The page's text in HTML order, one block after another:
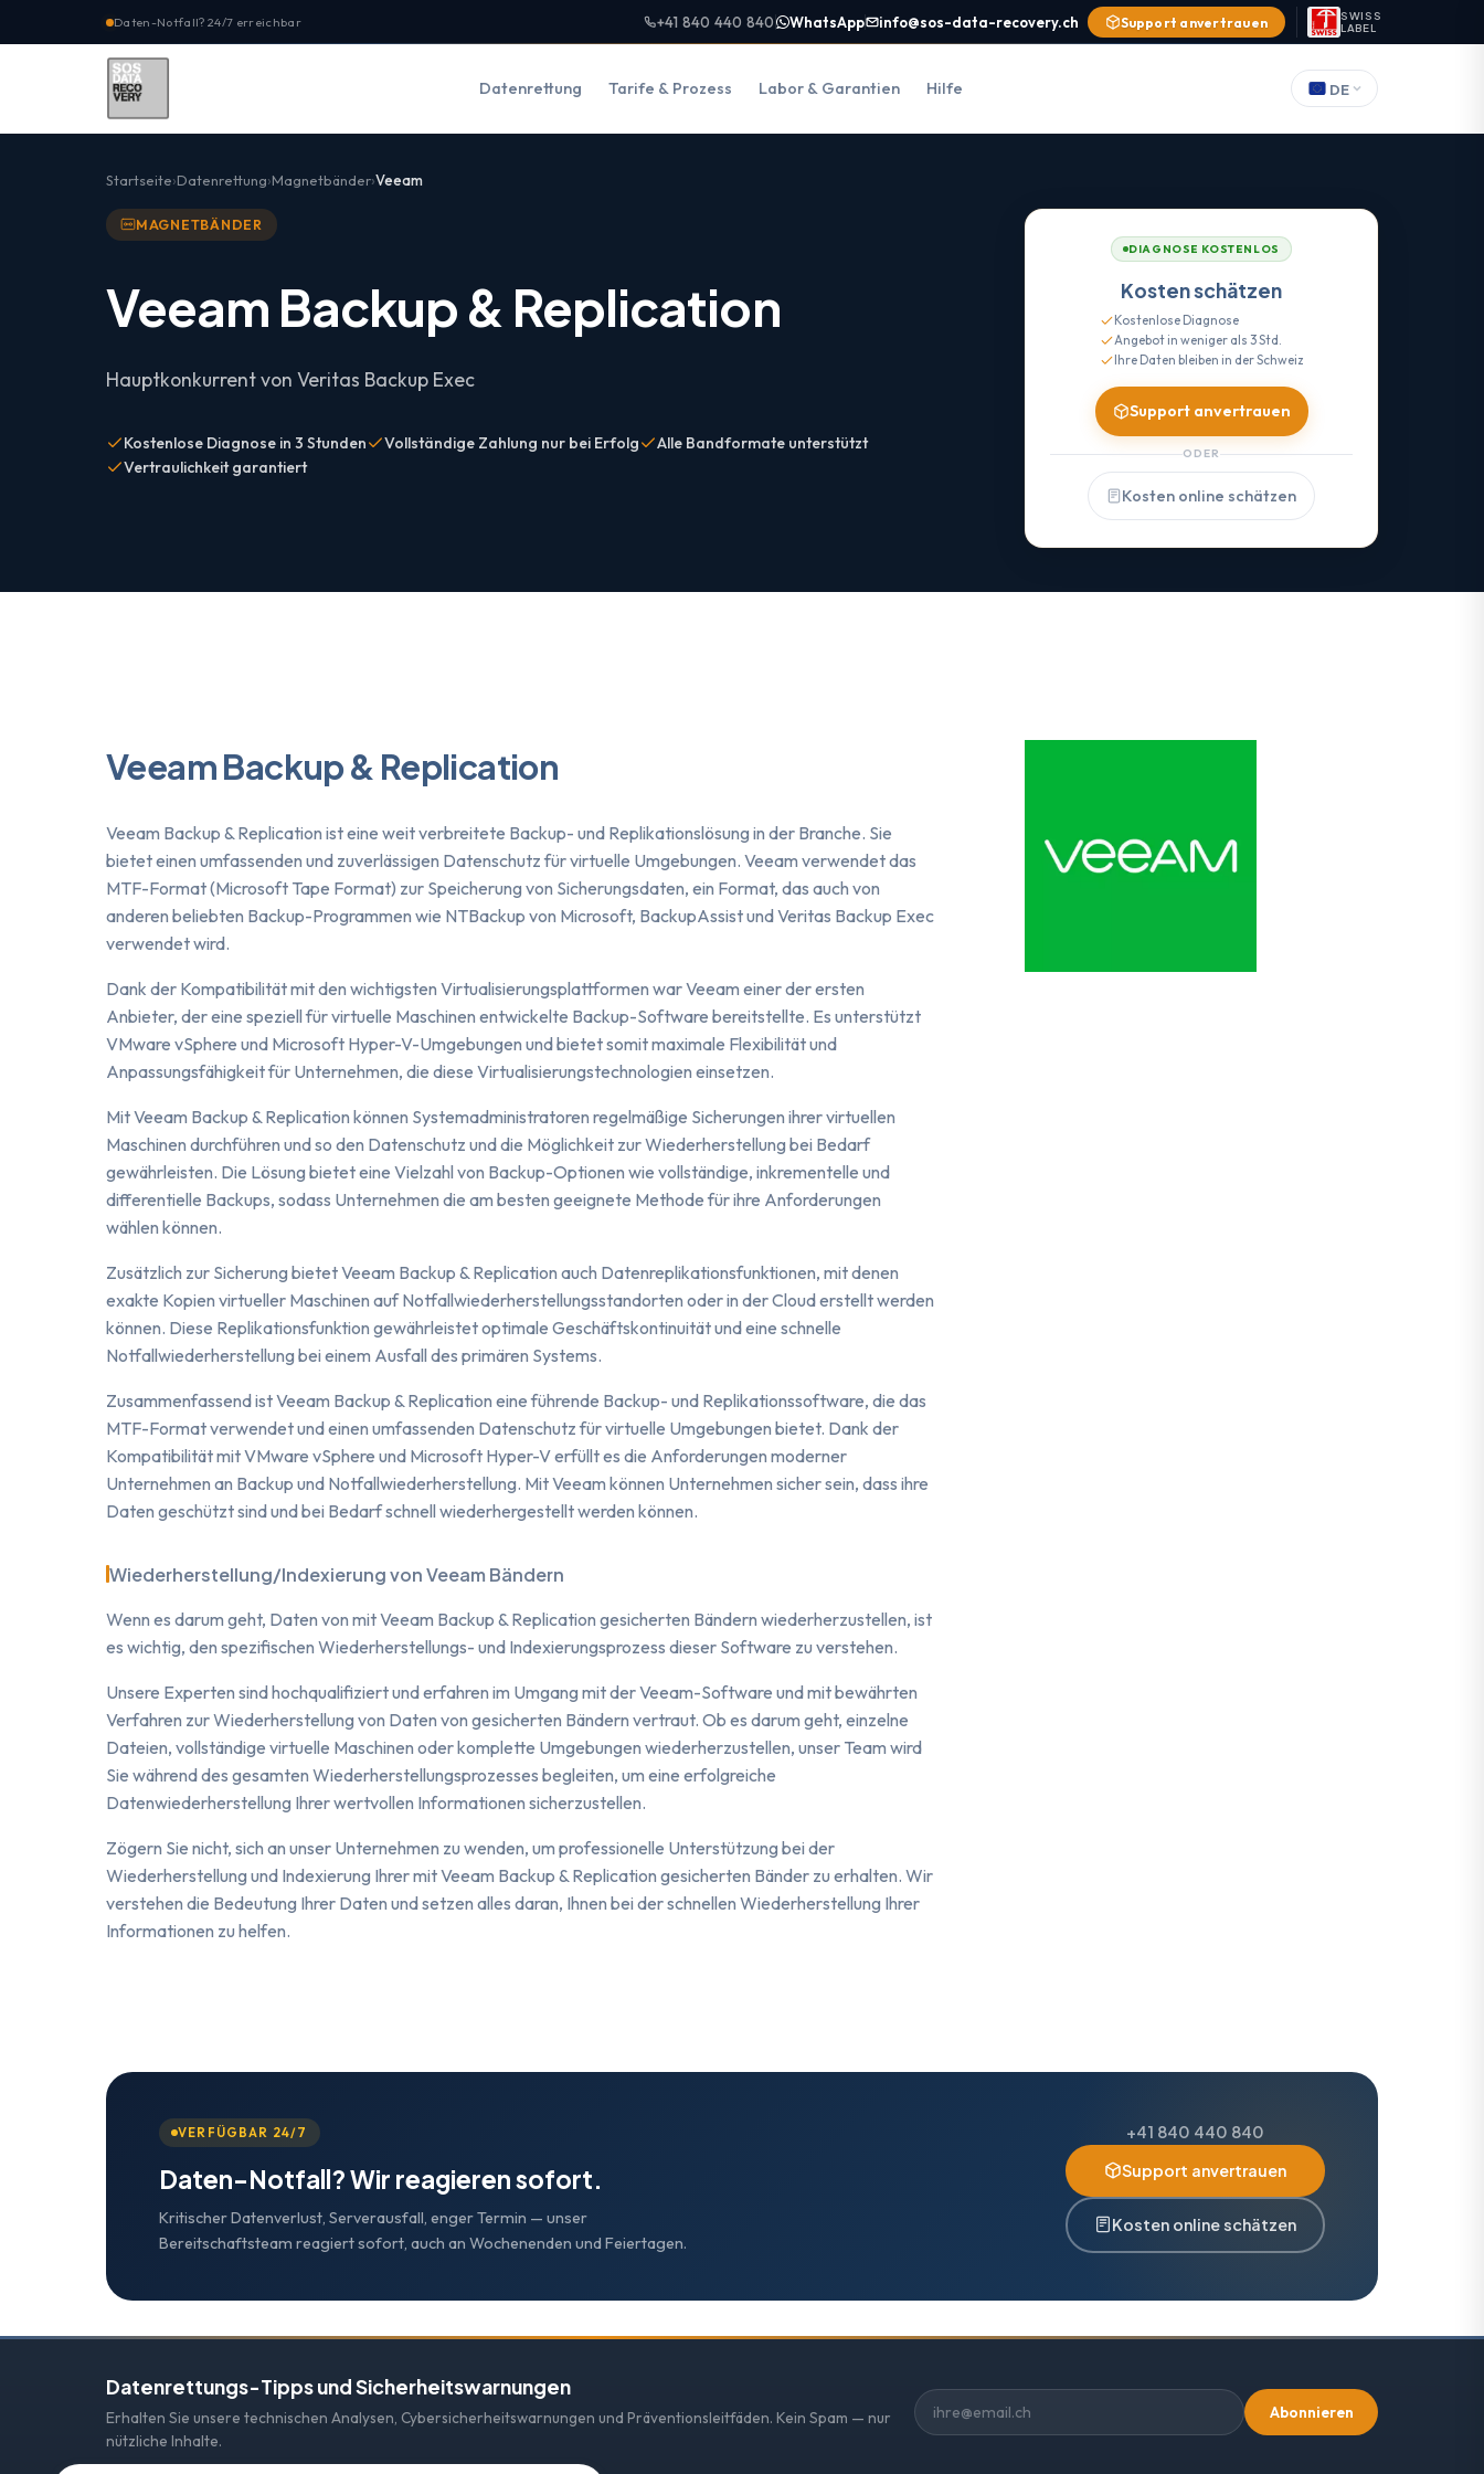
Daten-Notfall? 24/7 erreichbar +41 840 440 840 WhatsApp info@sos-data-recovery.ch Support anvertrauen
SWISS
LABEL
Datenrettung Tarife & Prozess Labor & Garantien Hilfe DE
Startseite Datenrettung Magnetbänder Veeam
MAGNETBÄNDER
Veeam Backup & Replication
Hauptkonkurrent von Veritas Backup Exec
Kostenlose Diagnose in 3 Stunden Vollständige Zahlung nur bei Erfolg
Alle Bandformate unterstützt
Vertraulichkeit garantiert
DIAGNOSE KOSTENLOS
Kosten schätzen
Kostenlose Diagnose
Angebot in weniger als 3 Std.
Ihre Daten bleiben in der Schweiz
Support anvertrauen
ODER
Kosten online schätzen
Veeam Backup & Replication
Veeam Backup & Replication ist eine weit verbreitete Backup- und Replikationslösung in der Branche. Sie
bietet einen umfassenden und zuverlässigen Datenschutz für virtuelle Umgebungen. Veeam verwendet das
MTF-Format (Microsoft Tape Format) zur Speicherung von Sicherungsdaten, ein Format, das auch von
anderen beliebten Backup-Programmen wie NTBackup von Microsoft, BackupAssist und Veritas Backup Exec
verwendet wird.
Dank der Kompatibilität mit den wichtigsten Virtualisierungsplattformen war Veeam einer der ersten
Anbieter, der eine speziell für virtuelle Maschinen entwickelte Backup-Software bereitstellte. Es unterstützt
VMware vSphere und Microsoft Hyper-V-Umgebungen und bietet somit maximale Flexibilität und
Anpassungsfähigkeit für Unternehmen, die diese Virtualisierungstechnologien einsetzen.
Mit Veeam Backup & Replication können Systemadministratoren regelmäßige Sicherungen ihrer virtuellen
Maschinen durchführen und so den Datenschutz und die Möglichkeit zur Wiederherstellung bei Bedarf
gewährleisten. Die Lösung bietet eine Vielzahl von Backup-Optionen wie vollständige, inkrementelle und
differentielle Backups, sodass Unternehmen die am besten geeignete Methode für ihre Anforderungen
wählen können.
Zusätzlich zur Sicherung bietet Veeam Backup & Replication auch Datenreplikationsfunktionen, mit denen
exakte Kopien virtueller Maschinen auf Notfallwiederherstellungsstandorten oder in der Cloud erstellt werden
können. Diese Replikationsfunktion gewährleistet optimale Geschäftskontinuität und eine schnelle
Notfallwiederherstellung bei einem Ausfall des primären Systems.
Zusammenfassend ist Veeam Backup & Replication eine führende Backup- und Replikationssoftware, die das
MTF-Format verwendet und einen umfassenden Datenschutz für virtuelle Umgebungen bietet. Dank der
Kompatibilität mit VMware vSphere und Microsoft Hyper-V erfüllt es die Anforderungen moderner
Unternehmen an Backup und Notfallwiederherstellung. Mit Veeam können Unternehmen sicher sein, dass ihre
Daten geschützt sind und bei Bedarf schnell wiederhergestellt werden können.
Wiederherstellung/Indexierung von Veeam Bändern
Wenn es darum geht, Daten von mit Veeam Backup & Replication gesicherten Bändern wiederherzustellen, ist
es wichtig, den spezifischen Wiederherstellungs- und Indexierungsprozess dieser Software zu verstehen.
Unsere Experten sind hochqualifiziert und erfahren im Umgang mit der Veeam-Software und mit bewährten
Verfahren zur Wiederherstellung von Daten von gesicherten Bändern vertraut. Ob es darum geht, einzelne
Dateien, vollständige virtuelle Maschinen oder komplette Umgebungen wiederherzustellen, unser Team wird
Sie während des gesamten Wiederherstellungsprozesses begleiten, um eine erfolgreiche
Datenwiederherstellung Ihrer wertvollen Informationen sicherzustellen.
Zögern Sie nicht, sich an unser Unternehmen zu wenden, um professionelle Unterstützung bei der
Wiederherstellung und Indexierung Ihrer mit Veeam Backup & Replication gesicherten Bänder zu erhalten. Wir
verstehen die Bedeutung Ihrer Daten und setzen alles daran, Ihnen bei der schnellen Wiederherstellung Ihrer
Informationen zu helfen.
VERFÜGBAR 24/7
Daten-Notfall? Wir reagieren sofort.
Kritischer Datenverlust, Serverausfall, enger Termin — unser
Bereitschaftsteam reagiert sofort, auch an Wochenenden und Feiertagen.
+41 840 440 840
Support anvertrauen
Kosten online schätzen
Datenrettungs-Tipps und Sicherheitswarnungen
Erhalten Sie unsere technischen Analysen, Cybersicherheitswarnungen und Präventionsleitfäden. Kein Spam — nur
nützliche Inhalte.
Abonnieren